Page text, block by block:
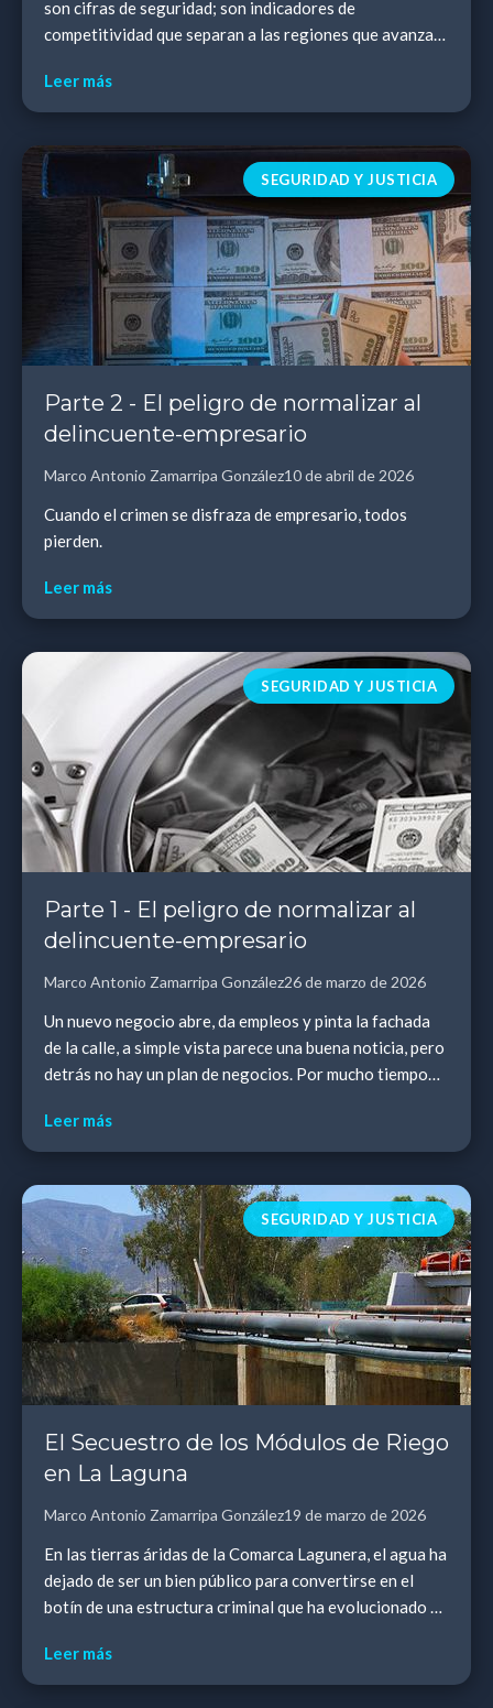
son cifras de seguridad; son indicadores de
competitividad que separan a las regiones que avanzan
Leer más
SEGURIDAD Y JUSTICIA
Parte 2 - El peligro de normalizar al
delincuente-empresario
Marco Antonio Zamarripa González10 de abril de 2026
Cuando el crimen se disfraza de empresario, todos
pierden.
Leer más
SEGURIDAD Y JUSTICIA
Parte 1 - El peligro de normalizar al
delincuente-empresario
Marco Antonio Zamarripa González26 de marzo de 2026
Un nuevo negocio abre, da empleos y pinta la fachada
de la calle, a simple vista parece una buena noticia, pero
detrás no hay un plan de negocios. Por mucho tiempo
Leer más
SEGURIDAD Y JUSTICIA
El Secuestro de los Módulos de Riego
en La Laguna
Marco Antonio Zamarripa González19 de marzo de 2026
En las tierras áridas de la Comarca Lagunera, el agua ha
dejado de ser un bien público para convertirse en el
botín de una estructura criminal que ha evolucionado de
Leer más